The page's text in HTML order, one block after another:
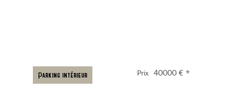
Parking intérieur Prix 40000 € *